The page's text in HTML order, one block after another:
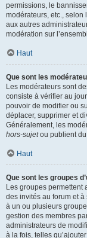
permissions, le
modérateurs, etc., selon
aux autres
modération sur
Haut
Que sont les
Les modérateurs sont
consiste à vérifier au
pouvoir de modifier ou
déplacer, supprimer et
Généralement, les
hors-sujetou publient du
Haut
Que sont les groupes
Les groupes permettent
des invités au forum et
à un ou plusieurs
gestion des membres
administrateurs de
à la fois, telles